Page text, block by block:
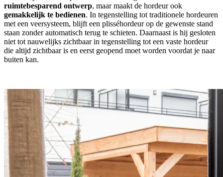
ruimtebesparend ontwerp, maar maakt de hordeur ook
gemakkelijk te bedienen. In tegenstelling tot traditionele hordeuren
met een veersysteem, blijft een plisséhordeur op de gewenste stand
staan zonder automatisch terug te schieten. Daarnaast is hij gesloten
niet tot nauwelijks zichtbaar in tegenstelling tot een vaste hordeur
die altijd zichtbaar is en eerst geopend moet worden voordat je naar
buiten kan.